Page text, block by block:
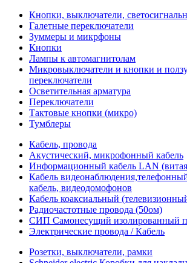
Кнопки, выключатели,
Галетные переключатели
Зуммеры и микрфоны
Кнопки
Лампы к автомагнитолам
Микровыключатели и кнопки и
переключатели
Осветительная арматура
Переключатели
Тактовые кнопки (микро)
Тумблеры
Кабель, провода
Акустический, микрофонный кабель
Информационный кабель LAN
Кабель
кабель, видеодомофонов
Кабель коаксиальный
Радиочастотные провода (50ом)
СИП Самонесущий изолированный
Электрические провода / Кабель
Розетки, выключатели, рамки